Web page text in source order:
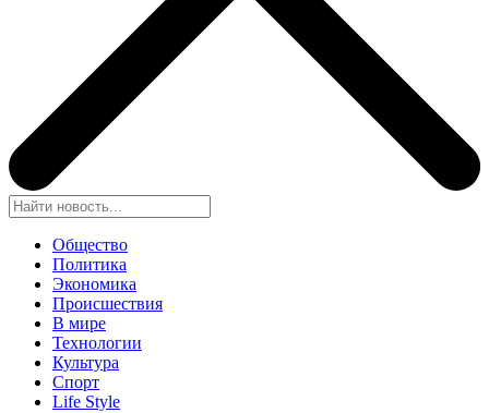
Общество
Политика
Экономика
Происшествия
В мире
Технологии
Культура
Спорт
Life Style